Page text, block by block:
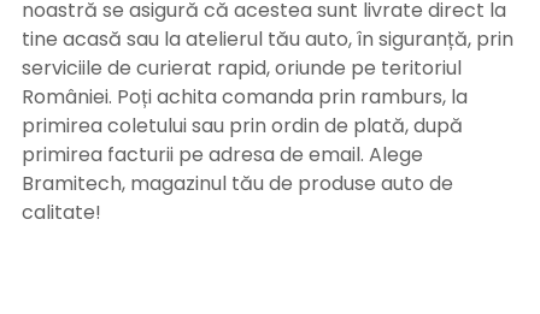
noastră se asigură că acestea sunt livrate direct la
tine acasă sau la atelierul tău auto, în siguranță, prin
serviciile de curierat rapid, oriunde pe teritoriul
României. Poți achita comanda prin ramburs, la
primirea coletului sau prin ordin de plată, după
primirea facturii pe adresa de email. Alege
Bramitech, magazinul tău de produse auto de
calitate!